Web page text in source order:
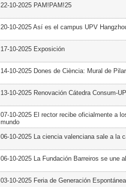
22-10-2025 PAM!PAM!25
20-10-2025 Así es el campus UPV
17-10-2025 Exposición
14-10-2025 Dones de Ciència: Mural de
13-10-2025 Renovación Cátedra Consum-
07-10-2025 El rector recibe oficialmente a
mundo
06-10-2025 La ciencia valenciana sale a la
06-10-2025 La Fundación Barreiros se une
03-10-2025 Feria de Generación Espontánea